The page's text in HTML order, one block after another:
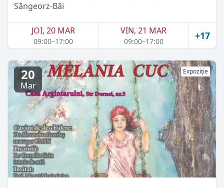
Sângeorz-Băi
JOI, 20 MAR
09:00–17:00
VIN, 21 MAR
09:00–17:00 +17
20
Mar
Expoziție